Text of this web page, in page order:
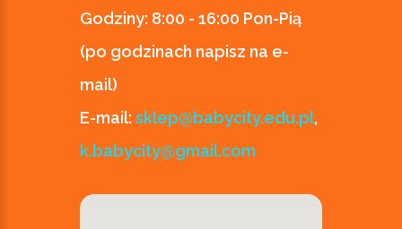
Godziny: 8:00 - 16:00 Pon-Pią
(po godzinach napisz na e-
mail)
E-mail: sklep@babycity.edu.pl,
k.babycity@gmail.com